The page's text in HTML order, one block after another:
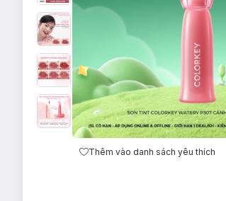
Thêm vào danh sách yêu thích